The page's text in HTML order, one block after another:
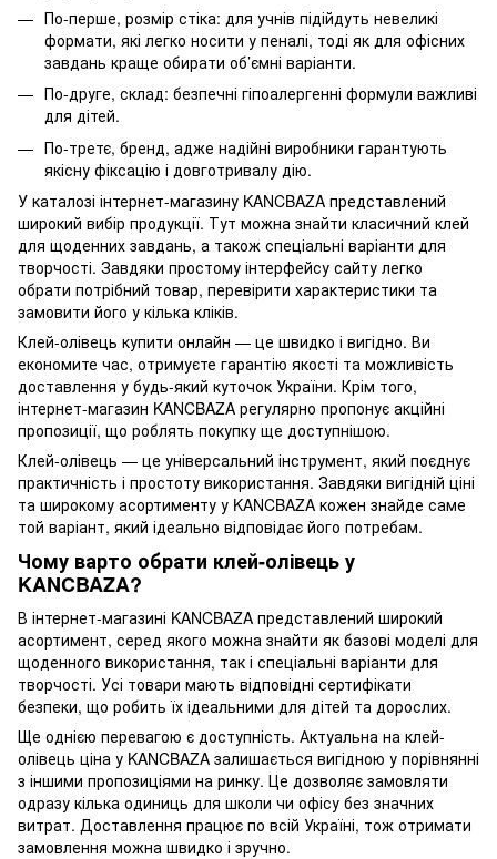
По-перше, розмір стіка: для учнів підійдуть невеликі
формати, які легко носити у пеналі, тоді як для офісних
завдань краще обирати об’ємні варіанти.
По-друге, склад: безпечні гіпоалергенні формули важливі
для дітей.
По-третє, бренд, адже надійні виробники гарантують
якісну фіксацію і довготривалу дію.
У каталозі інтернет-магазину KANCBAZA представлений
широкий вибір продукції. Тут можна знайти класичний клей
для щоденних завдань, а також спеціальні варіанти для
творчості. Завдяки простому інтерфейсу сайту легко
обрати потрібний товар, перевірити характеристики та
замовити його у кілька кліків.
Клей-олівець купити онлайн — це швидко і вигідно. Ви
економите час, отримуєте гарантію якості та можливість
доставлення у будь-який куточок України. Крім того,
інтернет-магазин KANCBAZA регулярно пропонує акційні
пропозиції, що роблять покупку ще доступнішою.
Клей-олівець — це універсальний інструмент, який поєднує
практичність і простоту використання. Завдяки вигідній ціні
та широкому асортименту у KANCBAZA кожен знайде саме
той варіант, який ідеально відповідає його потребам.
Чому варто обрати клей-олівець у
KANCBAZA?
В інтернет-магазині KANCBAZA представлений широкий
асортимент, серед якого можна знайти як базові моделі для
щоденного використання, так і спеціальні варіанти для
творчості. Усі товари мають відповідні сертифікати
безпеки, що робить їх ідеальними для дітей та дорослих.
Ще однією перевагою є доступність. Актуальна на клей-
олівець ціна у KANCBAZA залишається вигідною у порівнянні
з іншими пропозиціями на ринку. Це дозволяє замовляти
одразу кілька одиниць для школи чи офісу без значних
витрат. Доставлення працює по всій Україні, тож отримати
замовлення можна швидко і зручно.